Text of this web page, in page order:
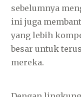
sebelumnya
ini juga
yang lebih
besar untuk
mereka.